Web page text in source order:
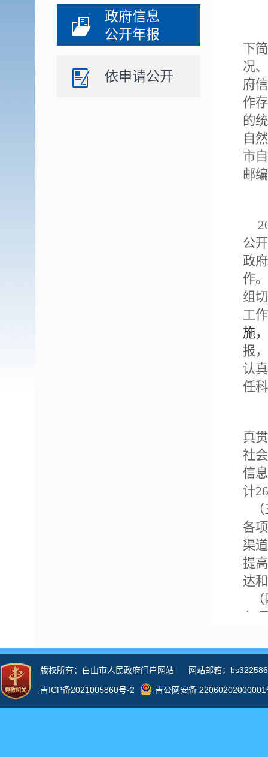
政府信息
公开年报
依申请公开
下
况
府
作
的
自
市
邮
公
政
作
组
工
施，
报
认
任
真
社
信
计
各
渠
提
达
平
容
等
法